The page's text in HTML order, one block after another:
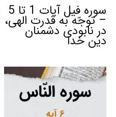
سوره فیل آیات 1 تا 5
– توجّه به قدرت الهی،
در نابودی دشمنان
دین خدا